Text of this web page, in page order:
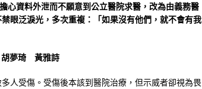
資料外泄而不願意到公立醫院求醫，改為由義務醫
眼泛淚光，多次重複：「如果沒有他們，就不會有我
夢琦 黃雅詩
人受傷。受傷後本該到醫院治療，但示威者卻視為畏